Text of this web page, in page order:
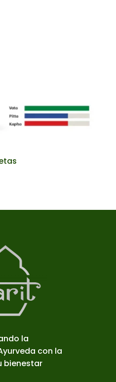
la
con la
bienestar